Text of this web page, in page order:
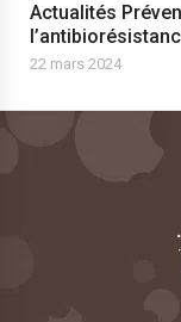
Actualités
22 mars 2024